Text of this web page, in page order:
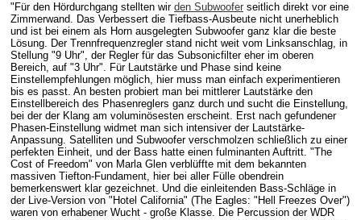
"Für den Hördurchgang stellten wir den Subwoofer seitlich direkt vor eine
Zimmerwand. Das Verbessert die Tiefbass-Ausbeute nicht unerheblich
und ist bei einem als Horn ausgelegten Subwoofer ganz klar die beste
Lösung. Der Trennfrequenzregler stand nicht weit vom Linksanschlag, in
Stellung "9 Uhr", der Regler für das Subsonicfilter eher im oberen
Bereich, auf "3 Uhr". Für Lautstärke und Phase sind keine
Einstellempfehlungen möglich, hier muss man einfach experimentieren
bis es passt. An besten probiert man bei mittlerer Lautstärke den
Einstellbereich des Phasenreglers ganz durch und sucht die Einstellung,
bei der der Klang am voluminösesten erscheint. Erst nach gefundener
Phasen-Einstellung widmet man sich intensiver der Lautstärke-
Anpassung. Satelliten und Subwoofer verschmolzen schließlich zu einer
perfekten Einheit, und der Bass hatte einen fulminanten Auftritt. "The
Cost of Freedom" von Marla Glen verblüffte mit dem bekannten
massiven Tiefton-Fundament, hier bei aller Fülle obendrein
bemerkenswert klar gezeichnet. Und die einleitenden Bass-Schläge in
der Live-Version von "Hotel California" (The Eagles: "Hell Freezes Over")
waren von erhabener Wucht - große Klasse. Die Percussion der WDR